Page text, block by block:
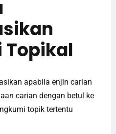
Topikal
apabila enjin carian
carian dengan betul ke
topik tertentu